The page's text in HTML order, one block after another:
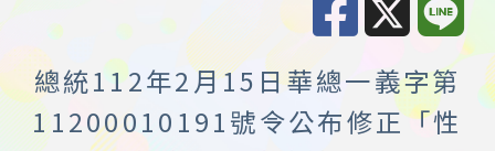
總統112年2月15日華總一義字第
11200010191號令公布修正「性